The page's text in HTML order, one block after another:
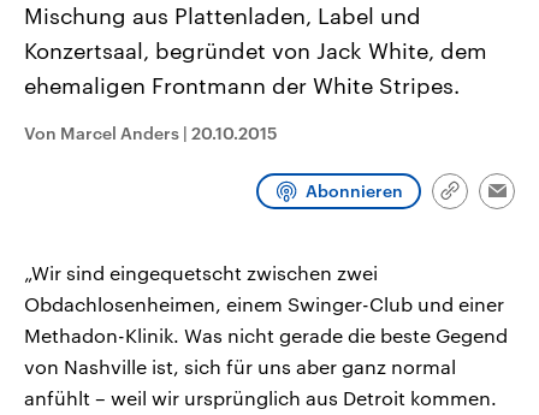
Libanon vom Iran
Sendungen Programm Podcasts
Mischung aus Plattenladen, Label und
Konzertsaal, begründet von Jack White, dem
ehemaligen Frontmann der White Stripes.
Von Marcel Anders | 20.10.2015
Abonnieren
Link
„Wir sind eingequetscht zwischen zwei
Obdachlosenheimen, einem Swinger-Club und einer
Methadon-Klinik. Was nicht gerade die beste Gegend
von Nashville ist, sich für uns aber ganz normal
anfühlt – weil wir ursprünglich aus Detroit kommen.